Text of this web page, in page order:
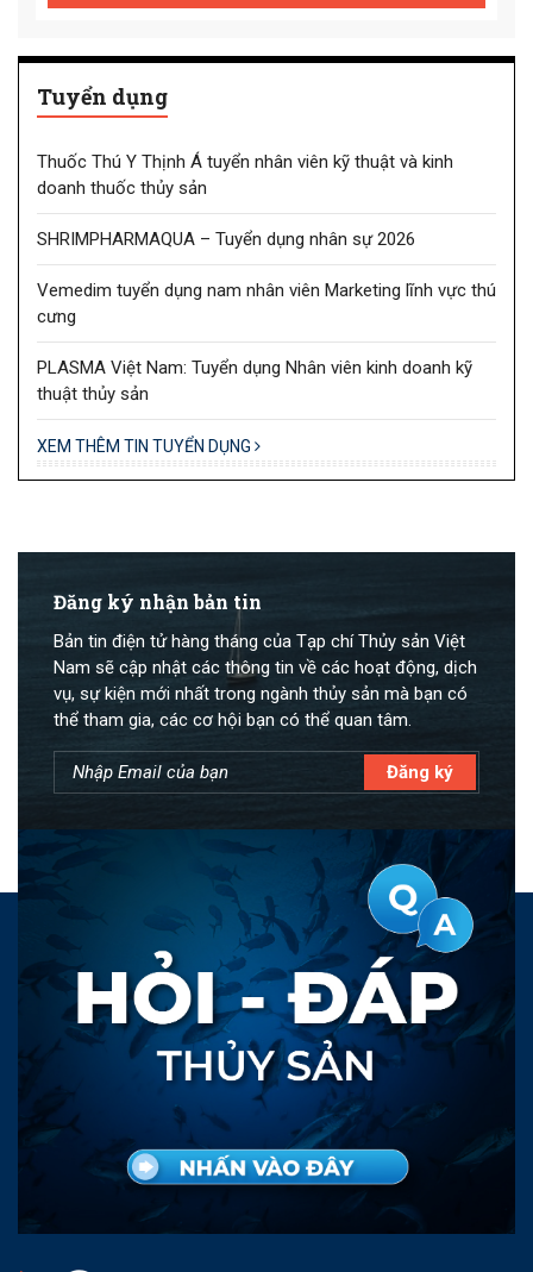
Tuyển dụng
Thuốc Thú Y Thịnh Á tuyển nhân viên kỹ thuật và kinh
doanh thuốc thủy sản
SHRIMPHARMAQUA – Tuyển dụng nhân sự 2026
Vemedim tuyển dụng nam nhân viên Marketing lĩnh vực thú
cưng
PLASMA Việt Nam: Tuyển dụng Nhân viên kinh doanh kỹ
thuật thủy sản
XEM THÊM TIN TUYỂN DỤNG
Đăng ký nhận bản tin
Bản tin điện tử hàng tháng của Tạp chí Thủy sản Việt
Nam sẽ cập nhật các thông tin về các hoạt động, dịch
vụ, sự kiện mới nhất trong ngành thủy sản mà bạn có
thể tham gia, các cơ hội bạn có thể quan tâm.